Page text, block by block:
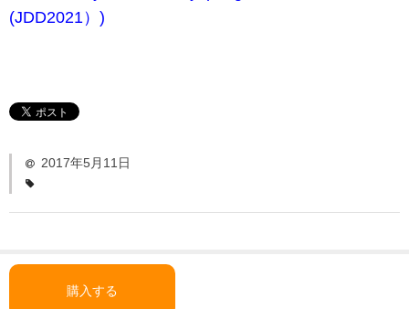
お問い合わせ
(JDD2021）)
2017年5月11日
購入する